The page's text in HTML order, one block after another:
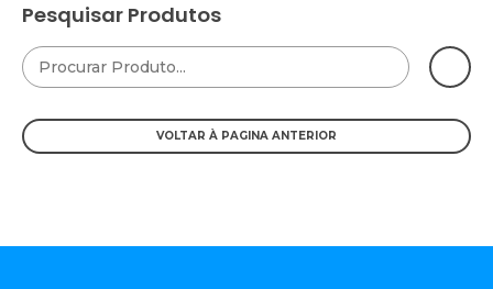
Pesquisar Produtos